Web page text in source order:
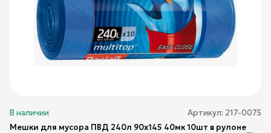
В наличии Артикул: 217-0075
Мешки для мусора ПВД 240л 90х145 40мк 10шт в рулоне